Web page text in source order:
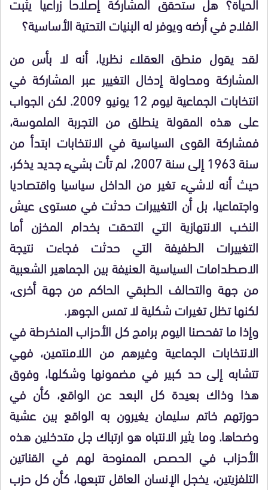
الفلاح في أرضه ويوفر له البنيات التحتية الأساسية؟
لقد يقول منطق العقلاء نظريا، أنه لا بأس من
المشاركة ومحاولة إدخال التغيير عبر المشاركة في
انتخابات الجماعية ليوم 12 يونيو 2009. لكن الجواب
على هذه المقولة ينطلق من التجربة الملموسة،
فمشاركة القوى السياسية في الانتخابات ابتدأ من
سنة 1963 إلى سنة 2007، لم تأت بشيء جديد يذكر،
حيث أنه لاشيء تغير من الداخل سياسيا واقتصاديا
واجتماعيا، بل أن التغييرات حدثت في مستوى عيش
النخب الانتهازية التي التحقت بخدام المخزن أما
التغييرات الطفيفة التي حدثت فجاءت نتيجة
الاصطدامات السياسية العنيفة بين الجماهير الشعبية
من جهة والتحالف الطبقي الحاكم من جهة أخرى،
لكنها تظل تغيرات شكلية لا تمس الجوهر.
وإذا ما تفحصنا اليوم برامج كل الأحزاب المنخرطة في
الانتخابات الجماعية وغيرهم من اللامنتمين، فهي
تتشابه إلى حد كبير في مضمونها وشكلها، وفوق
هذا وذاك بعيدة كل البعد عن الواقع، كأن في
حوزتهم خاتم سليمان يغيرون به الواقع بين عشية
وضحاها. وما يثير الانتباه هو ارتباك جل متدخلين هذه
الأحزاب في الحصص الممنوحة لهم في القناتين
التلفزيتين، يخجل الإنسان العاقل تتبعها، كأن كل حزب